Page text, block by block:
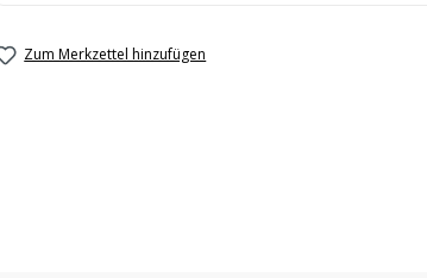
Zum Merkzettel hinzufügen